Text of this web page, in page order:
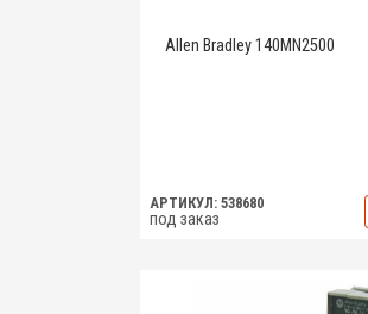
Allen Bradley 140MN2500
АРТИКУЛ: 538680
под заказ